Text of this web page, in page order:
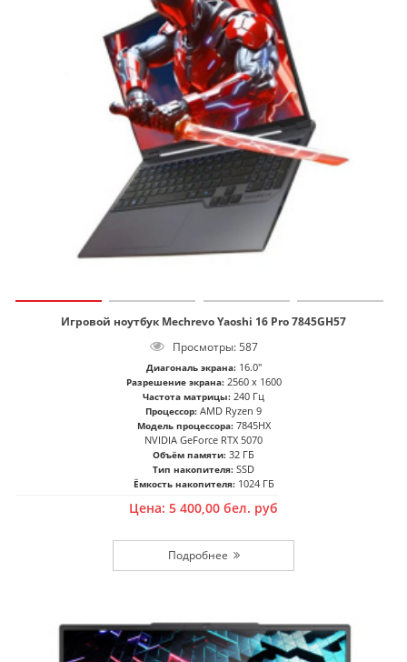
Игровой ноутбук Mechrevo Yaoshi 16 Pro 7845GH57
Просмотры: 587
Диагональ экрана: 16.0"
Разрешение экрана: 2560 x 1600
Частота матрицы: 240 Гц
Процессор: AMD Ryzen 9
Модель процессора: 7845HX
NVIDIA GeForce RTX 5070
Объём памяти: 32 ГБ
Тип накопителя: SSD
Ёмкость накопителя: 1024 ГБ
Цена: 5 400,00 бел. руб